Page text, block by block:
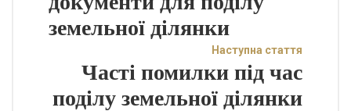
земельної ділянки
Наступна стаття
Часті помилки під час
поділу земельної ділянки